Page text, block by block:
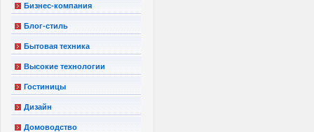
Бизнес-компания
Блог-стиль
Бытовая техника
Высокие технологии
Гостиницы
Дизайн
Домоводство